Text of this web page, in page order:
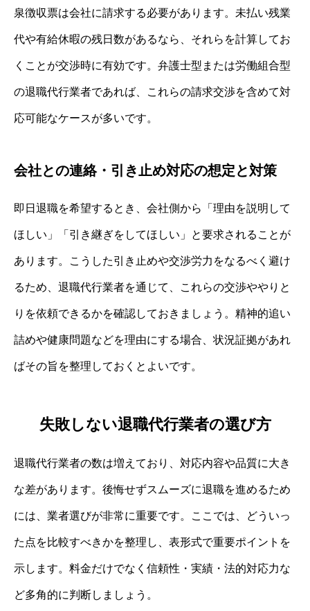
泉徴収票は会社に請求する必要があります。未払い残業
代や有給休暇の残日数があるなら、それらを計算してお
くことが交渉時に有効です。弁護士型または労働組合型
の退職代行業者であれば、これらの請求交渉を含めて対
応可能なケースが多いです。
会社との連絡・引き止め対応の想定と対策
即日退職を希望するとき、会社側から「理由を説明して
ほしい」「引き継ぎをしてほしい」と要求されることが
あります。こうした引き止めや交渉労力をなるべく避け
るため、退職代行業者を通じて、これらの交渉ややりと
りを依頼できるかを確認しておきましょう。精神的追い
詰めや健康問題などを理由にする場合、状況証拠があれ
ばその旨を整理しておくとよいです。
失敗しない退職代行業者の選び方
退職代行業者の数は増えており、対応内容や品質に大き
な差があります。後悔せずスムーズに退職を進めるため
には、業者選びが非常に重要です。ここでは、どういっ
た点を比較すべきかを整理し、表形式で重要ポイントを
示します。料金だけでなく信頼性・実績・法的対応力な
ど多角的に判断しましょう。